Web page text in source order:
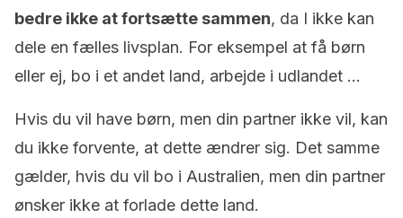
bedre ikke at fortsætte sammen, da I ikke kan
dele en fælles livsplan. For eksempel at få børn
eller ej, bo i et andet land, arbejde i udlandet …
Hvis du vil have børn, men din partner ikke vil, kan
du ikke forvente, at dette ændrer sig. Det samme
gælder, hvis du vil bo i Australien, men din partner
ønsker ikke at forlade dette land.